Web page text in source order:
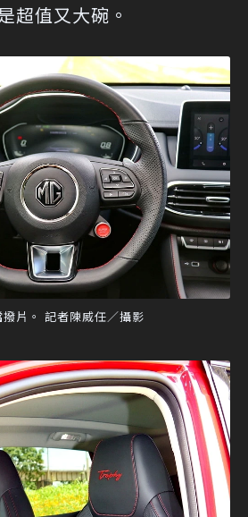
超值又大碗。
片。 記者陳威任／攝影